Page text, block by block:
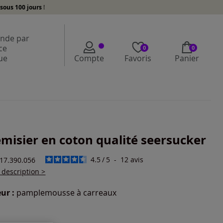
sous 100 jours !
par
Compte
0
Favoris
0
Panier
en coton qualité seersucker
4.5 / 5 - 12avis
description >
: pamplemousse à carreaux
une couleur :